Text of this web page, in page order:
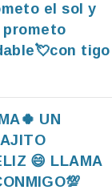
el sol y
prometo
tigo
UN
😄 LLAMA